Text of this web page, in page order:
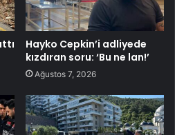
Hayko Cepkin’i adliyede
kızdıran soru: ‘Bu ne lan!’
Ağustos 7, 2026